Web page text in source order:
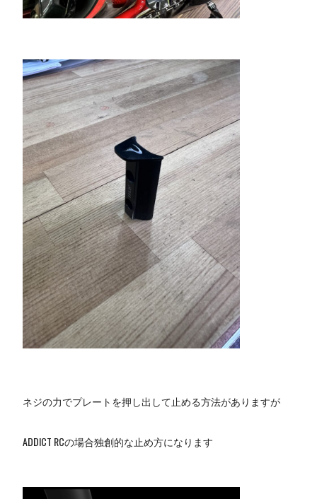
ネジの力でプレートを押し出して止める方法がありますが
ADDICT RCの場合独創的な止め方になります